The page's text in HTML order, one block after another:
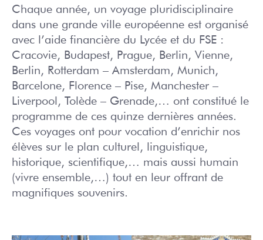
Chaque année, un voyage pluridisciplinaire
dans une grande ville européenne est organisé
avec l’aide financière du Lycée et du FSE :
Cracovie, Budapest, Prague, Berlin, Vienne,
Berlin, Rotterdam – Amsterdam, Munich,
Barcelone, Florence – Pise, Manchester –
Liverpool, Tolède – Grenade,… ont constitué le
programme de ces quinze dernières années.
Ces voyages ont pour vocation d’enrichir nos
élèves sur le plan culturel, linguistique,
historique, scientifique,… mais aussi humain
(vivre ensemble,…) tout en leur offrant de
magnifiques souvenirs.